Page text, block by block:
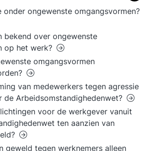
onder ongewenste omgangsvormen?
bekend over ongewenste
op het werk?
omgangsvormen
van medewerkers tegen agressie
de Arbeidsomstandighedenwet?
voor de werkgever vanuit
ten aanzien van
geweld tegen werknemers alleen